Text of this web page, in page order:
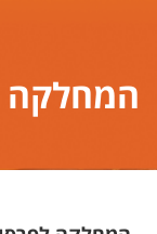
המחלקה